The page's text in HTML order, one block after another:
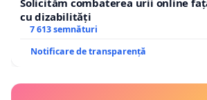
cu dizabilități
7 613 semnături
Notificare de transparență